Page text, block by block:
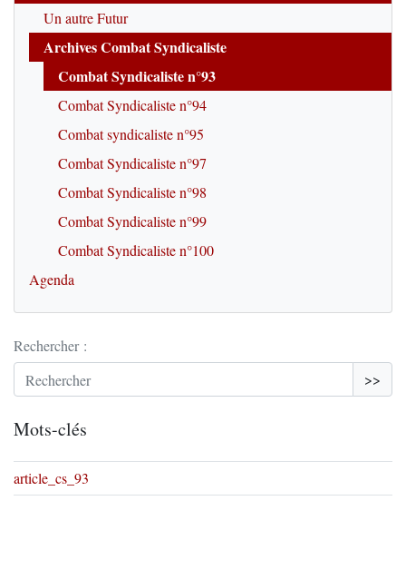
Un autre Futur
Archives Combat Syndicaliste
Combat Syndicaliste n°93
Combat Syndicaliste n°94
Combat syndicaliste n°95
Combat Syndicaliste n°97
Combat Syndicaliste n°98
Combat Syndicaliste n°99
Combat Syndicaliste n°100
Agenda
Rechercher :
>>
Mots-clés
article_cs_93